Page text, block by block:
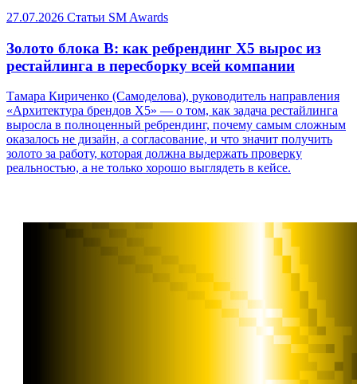
27.07.2026 Статьи SM Awards
Золото блока B: как ребрендинг X5 вырос из
рестайлинга в пересборку всей компании
Тамара Кириченко (Самоделова), руководитель направления
«Архитектура брендов X5» — о том, как задача рестайлинга
выросла в полноценный ребрендинг, почему самым сложным
оказалось не дизайн, а согласование, и что значит получить
золото за работу, которая должна выдержать проверку
реальностью, а не только хорошо выглядеть в кейсе.